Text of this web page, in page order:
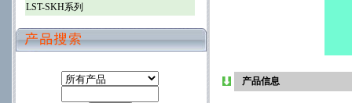
产品信息
LST-SKH系列